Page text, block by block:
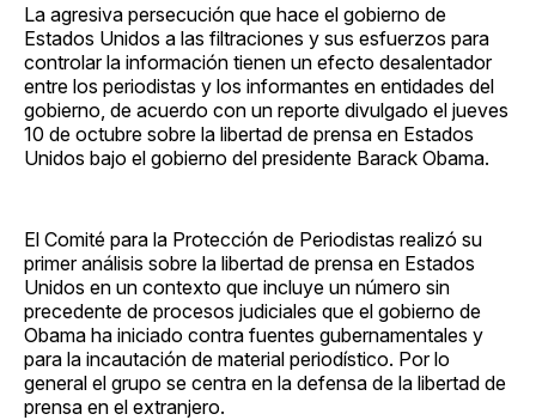
La agresiva persecución que hace el gobierno de
Estados Unidos a las filtraciones y sus esfuerzos para
controlar la información tienen un efecto desalentador
entre los periodistas y los informantes en entidades del
gobierno, de acuerdo con un reporte divulgado el jueves
10 de octubre sobre la libertad de prensa en Estados
Unidos bajo el gobierno del presidente Barack Obama.
El Comité para la Protección de Periodistas realizó su
primer análisis sobre la libertad de prensa en Estados
Unidos en un contexto que incluye un número sin
precedente de procesos judiciales que el gobierno de
Obama ha iniciado contra fuentes gubernamentales y
para la incautación de material periodístico. Por lo
general el grupo se centra en la defensa de la libertad de
prensa en el extranjero.